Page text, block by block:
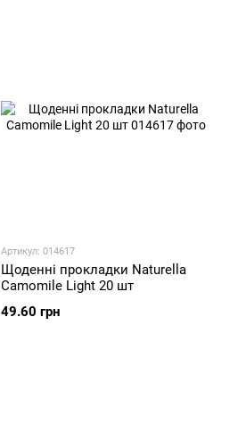
Артикул: 014617
Щоденні прокладки Naturella
Camomile Light 20 шт
49.60 грн